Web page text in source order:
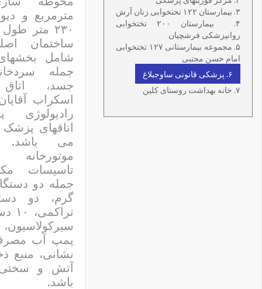
۳. بیمارستان ۱۲۲ تختخوابی زنان آرش
۴.
بیمارستان ۲۰۰ تختخوابی
روانپزشکی فرشچیان
۵. مجموعه بیمارستانی ۱۲۷ تختخوابی
امام حسن مجتبی
۶. پزشکی قانونی ساوجبلاغ
۷. خانه بهداشت روستای کلین
مترمربع و
۲۳۰ متر
ساختمان
شامل
جمله
جسد،
اسکراب
رادیولوژی
اتاقهای
می باشد.
تاسیسات
جمله دو
گرم، دو
پمپ آب
نشانی، منبع
آتش و
باشد.